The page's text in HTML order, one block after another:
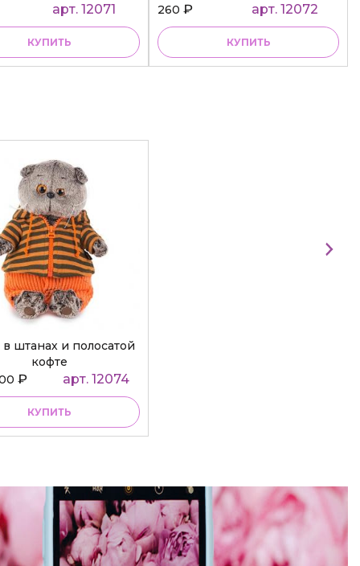
арт. 12071
КУПИТЬ
260₽ арт. 12072
КУПИТЬ
штанах и полосатой
кофте
₽ арт. 12074
КУПИТЬ